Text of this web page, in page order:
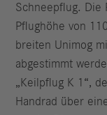
Schneepflug. Die
Pflughöhe von
breiten Unimog
abgestimmt
„Keilpflug K 1“,
Handrad über